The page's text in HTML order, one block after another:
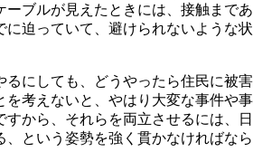
ーブルが見えたときには、接触まであ
に迫っていて、避けられないような状
るにしても、どうやったら住民に被害
を考えないと、やはり大変な事件や事
から、それらを両立させるには、日
、という姿勢を強く貫かなければなら